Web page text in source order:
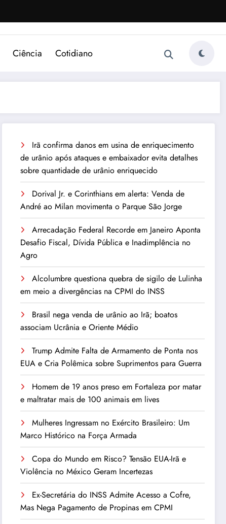
Ciência Cotidiano
Irã confirma danos em usina de enriquecimento
de urânio após ataques e embaixador evita detalhes
sobre quantidade de urânio enriquecido
Dorival Jr. e Corinthians em alerta: Venda de
André ao Milan movimenta o Parque São Jorge
Arrecadação Federal Recorde em Janeiro Aponta
Desafio Fiscal, Dívida Pública e Inadimplência no
Agro
Alcolumbre questiona quebra de sigilo de Lulinha
em meio a divergências na CPMI do INSS
Brasil nega venda de urânio ao Irã; boatos
associam Ucrânia e Oriente Médio
Trump Admite Falta de Armamento de Ponta nos
EUA e Cria Polêmica sobre Suprimentos para Guerra
Homem de 19 anos preso em Fortaleza por matar
e maltratar mais de 100 animais em lives
Mulheres Ingressam no Exército Brasileiro: Um
Marco Histórico na Força Armada
Copa do Mundo em Risco? Tensão EUA-Irã e
Violência no México Geram Incertezas
Ex-Secretária do INSS Admite Acesso a Cofre,
Mas Nega Pagamento de Propinas em CPMI